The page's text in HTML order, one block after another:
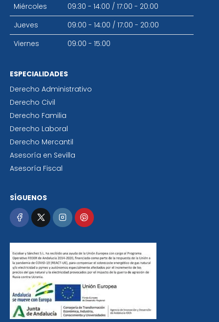
Miércoles
09:30 - 14:00 / 17:00 - 20:00
Jueves
09:00 - 14:00 / 17:00 - 20:00
Viernes
09:00 - 15:00
ESPECIALIDADES
Derecho Administrativo
Derecho Civil
Derecho Familia
Derecho Laboral
Derecho Mercantil
Asesoría en Sevilla
Asesoría Fiscal
SÍGUENOS